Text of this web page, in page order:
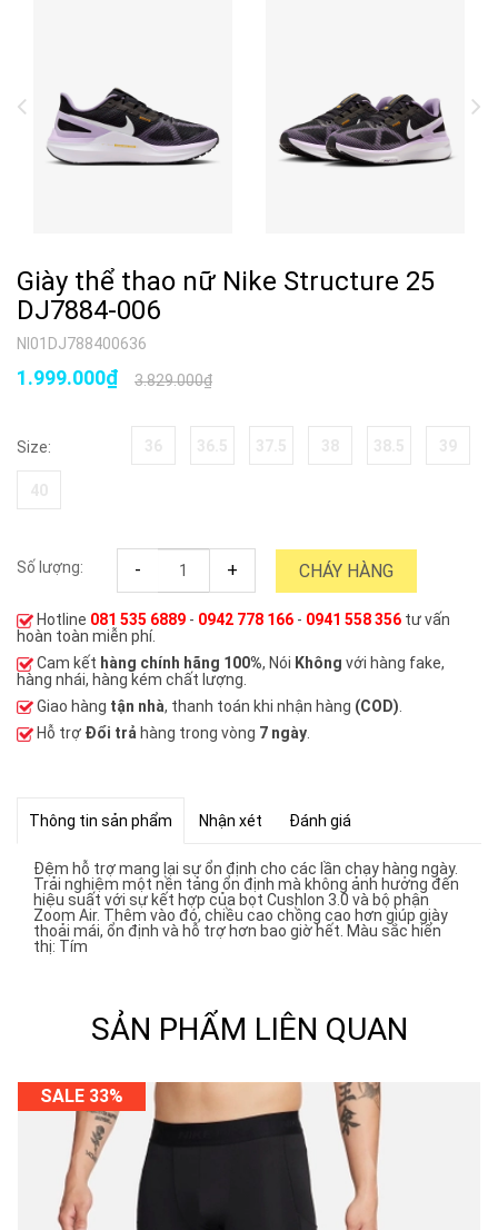
Giày thể thao nữ Nike Structure 25
DJ7884-006
NI01DJ788400636
3.829.000₫
1.999.000₫
Size:
Số lượng: - + CHÁY HÀNG
Hotline 081 535 6889 - 0942 778 166 - 0941 558 356 tư vấn
hoàn toàn miễn phí.
Cam kết hàng chính hãng 100%, Nói Không với hàng fake,
hàng nhái, hàng kém chất lượng.
Giao hàng tận nhà, thanh toán khi nhận hàng (COD)
Hỗ trợ Đổi trả hàng trong vòng 7 ngày.
Thông tin sản phẩm Nhận xét Đánh giá
Đệm hỗ trợ mang lại sự ổn định cho các lần chạy hàng ngày.
Trải nghiệm một nền tảng ổn định mà không ảnh hưởng đến
hiệu suất với sự kết hợp của bọt Cushlon 3.0 và bộ phận
Zoom Air. Thêm vào đó, chiều cao chồng cao hơn giúp giày
thoải mái, ổn định và hỗ trợ hơn bao giờ hết. Màu sắc hiển
thị: Tím
SẢN PHẨM LIÊN QUAN
SALE 33%